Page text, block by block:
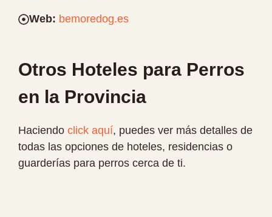
Web: bemoredog.es
Otros Hoteles para Perros
en la Provincia
Haciendo click aquí, puedes ver más detalles de
todas las opciones de hoteles, residencias o
guarderías para perros cerca de ti.